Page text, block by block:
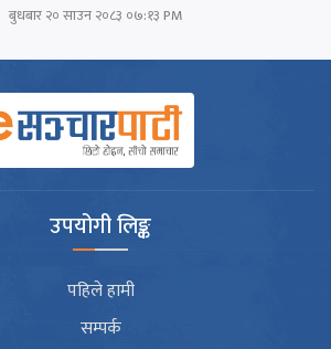
बुधबार २० साउन २०८३ ०७:१३ PM
उपयोगी लिङ्क
पहिले हामी
सम्पर्क